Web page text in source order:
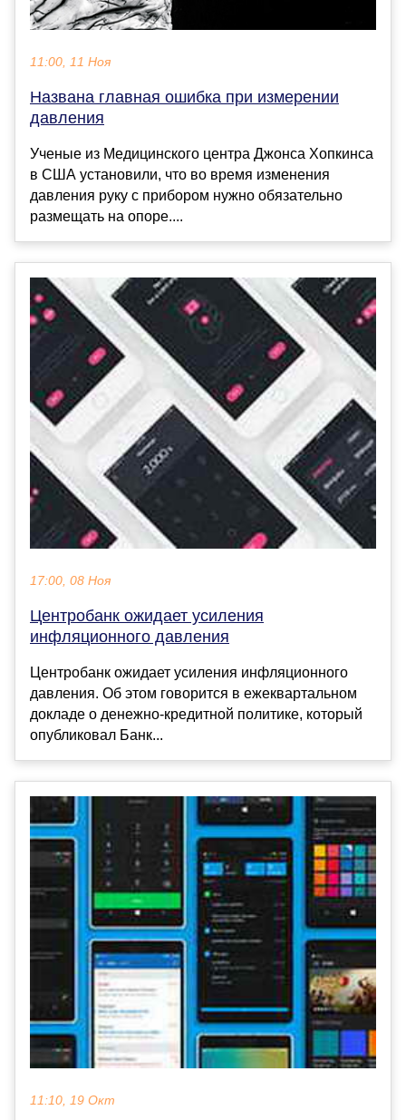
11:00, 11 Ноя
Названа главная ошибка при измерении
давления
Ученые из Медицинского центра Джонса Хопкинса
в США установили, что во время изменения
давления руку с прибором нужно обязательно
размещать на опоре....
17:00, 08 Ноя
Центробанк ожидает усиления
инфляционного давления
Центробанк ожидает усиления инфляционного
давления. Об этом говорится в ежеквартальном
докладе о денежно-кредитной политике, который
опубликовал Банк...
11:10, 19 Окт